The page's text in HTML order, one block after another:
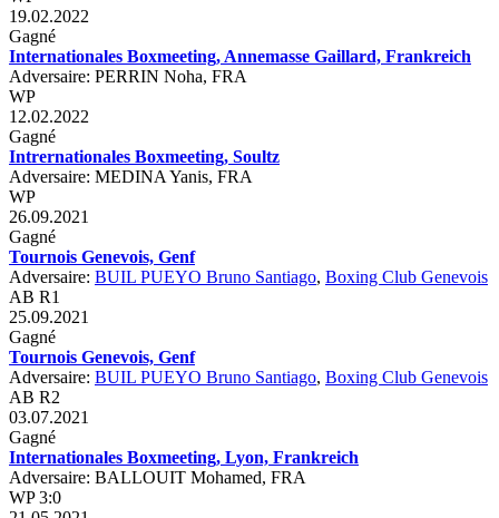
19.02.2022
Gagné
Internationales Boxmeeting, Annemasse Gaillard, Frankreich
Adversaire: PERRIN Noha, FRA
WP
12.02.2022
Gagné
Intrernationales Boxmeeting, Soultz
Adversaire: MEDINA Yanis, FRA
WP
26.09.2021
Gagné
Tournois Genevois, Genf
Adversaire: BUIL PUEYO Bruno Santiago, Boxing Club Genevois
AB R1
25.09.2021
Gagné
Tournois Genevois, Genf
Adversaire: BUIL PUEYO Bruno Santiago, Boxing Club Genevois
AB R2
03.07.2021
Gagné
Internationales Boxmeeting, Lyon, Frankreich
Adversaire: BALLOUIT Mohamed, FRA
WP 3:0